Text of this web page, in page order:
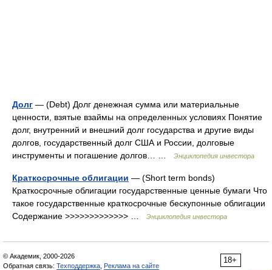
Долг — (Debt) Долг денежная сумма или материальные
ценности, взятые взаймы на определенных условиях Понятие
долг, внутренний и внешний долг государства и другие виды
долгов, государственный долг США и России, долговые
инструменты и погашение долгов… …
Энциклопедия инвестора
Краткосрочные облигации — (Short term bonds)
Краткосрочные облигации государственные ценные бумаги Что
такое государственные краткосрочные бескупонные облигации
Содержание >>>>>>>>>>>>> …
Энциклопедия инвестора
18+
© Академик, 2000-2026
Обратная связь: Техподдержка Реклама на сайте